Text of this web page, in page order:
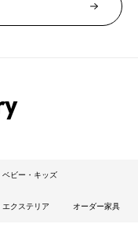
ベビー・キッズ
エクステリア オーダー家具